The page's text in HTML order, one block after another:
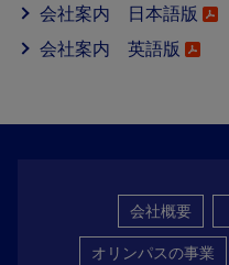
会社案内 日本語版
会社案内 英語版
会社概要
オリンパスの事業